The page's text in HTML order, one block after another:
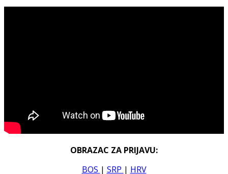
OBRAZAC ZA PRIJAVU:
BOS | SRP | HRV